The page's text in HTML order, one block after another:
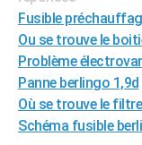
CARTE DE VOEUX
Carte de Noël
Carte Bonne année
Carte Saint-Valentin
Carte Pâques
Carte d'anniversaire
DICTIONNAIRE
Dictionnaire
Biographies
Citations
Expressions
Proverbes
PROGRAMME TV
Fusible
Ou se trouve le
Problème
Panne berlingo 1,9d
Où se trouve le
Schéma fusible